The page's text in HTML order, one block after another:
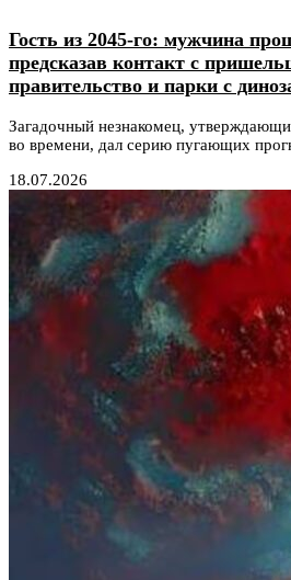
Гость из 2045-го: мужчина
предсказав контакт с
правительство и парки с
Загадочный незнакомец,
во времени, дал серию пугающих
18.07.2026